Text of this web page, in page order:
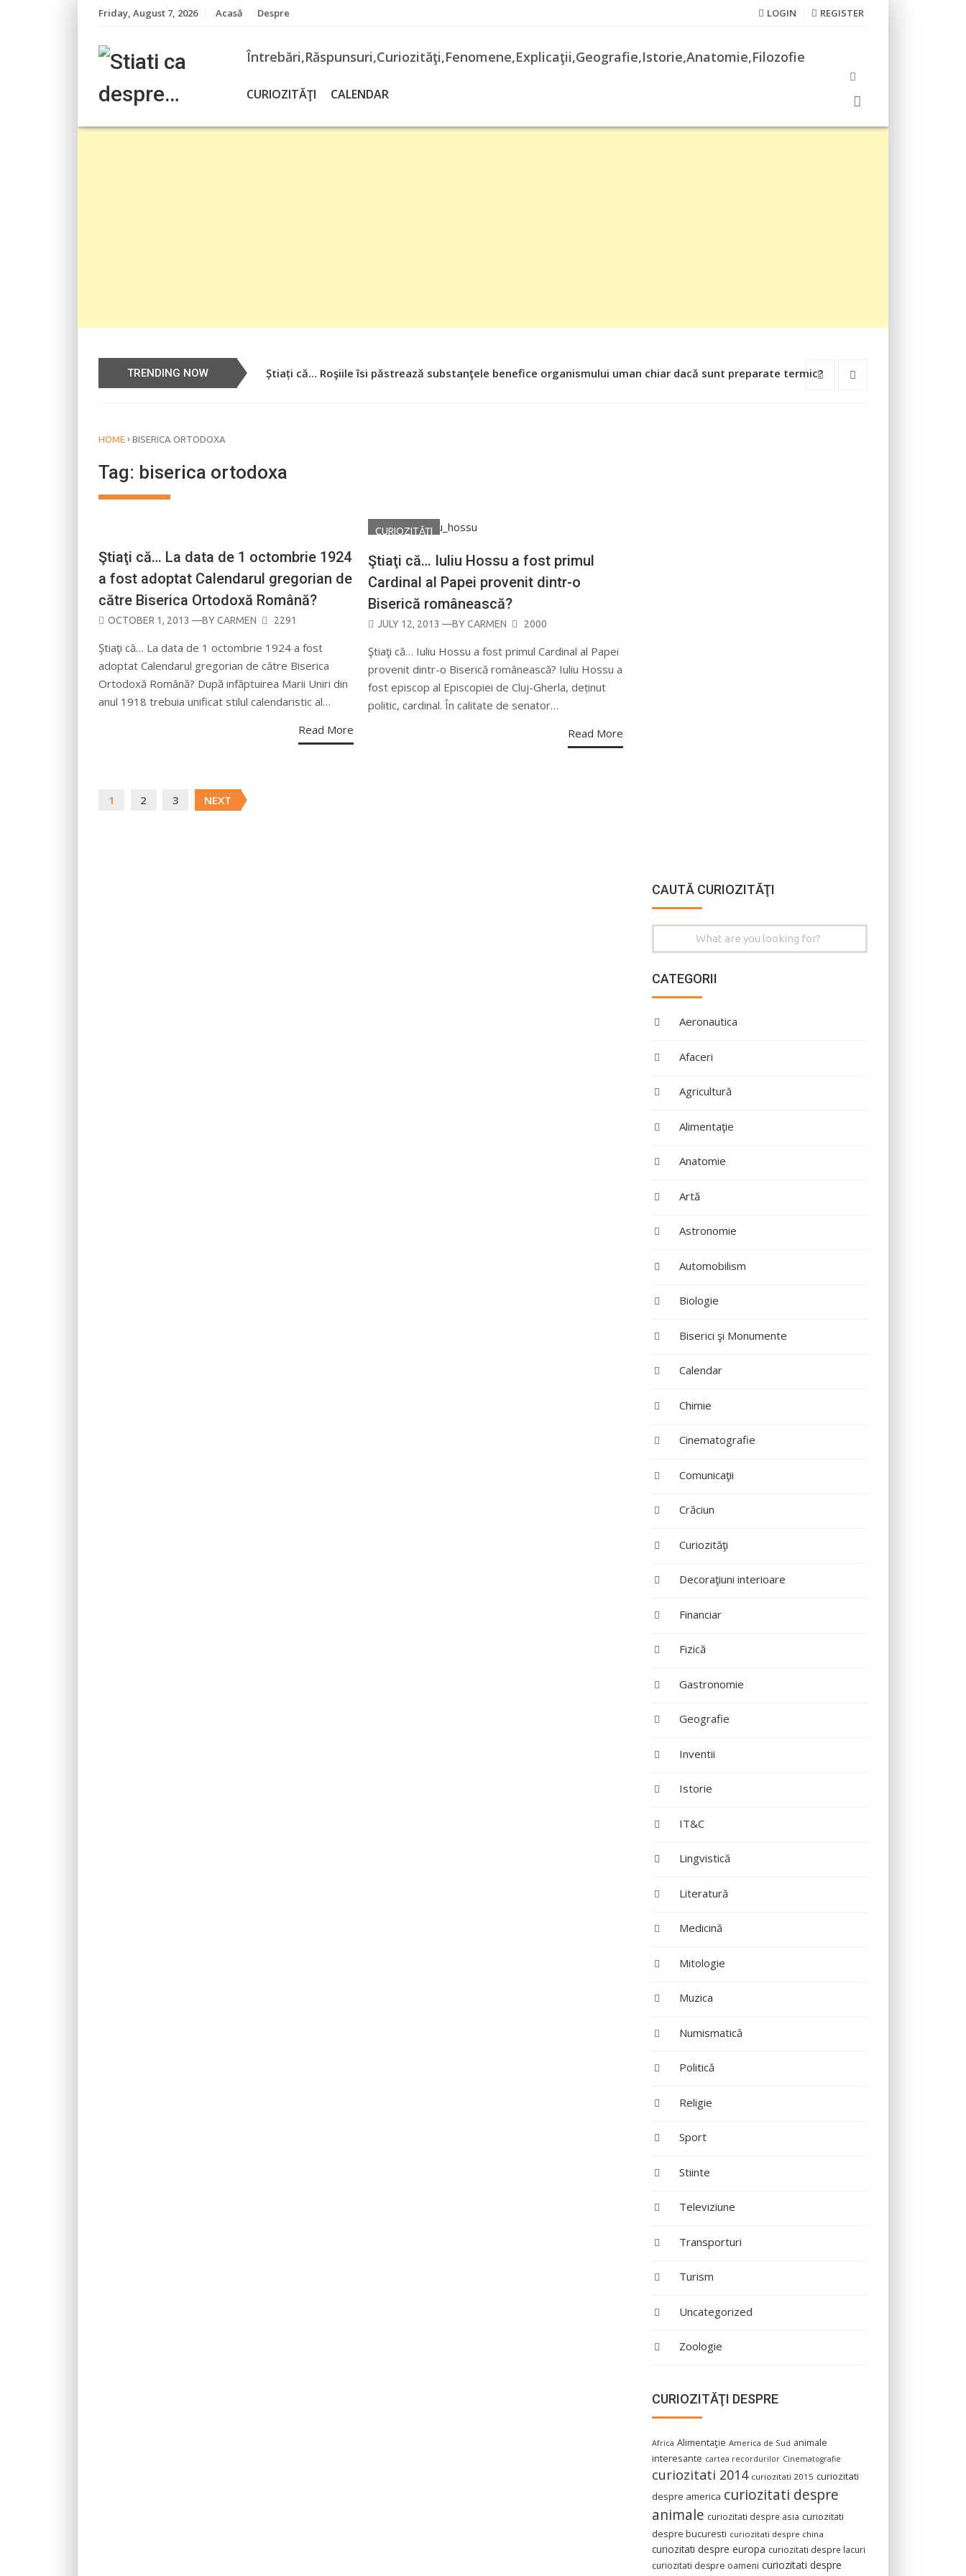
Friday, August 7, 2026 Acasă Despre LOGIN REGISTER
Întrebări,Răspunsuri,Curiozităţi,Fenomene,Explicaţii,Geografie,Istorie,Anatomie,Filozofie
CURIOZITĂŢI CALENDAR
TRENDING NOW Știați că… Roşiile îsi păstrează substanţele benefice organismului uman chiar dacă sunt preparate termic?
HOME › BISERICA ORTODOXA
Tag: biserica ortodoxa
Ştiaţi că… La data de 1 octombrie 1924
a fost adoptat Calendarul gregorian de
către Biserica Ortodoxă Română?
POSTED
OCTOBER 1, 2013 —BYCARMEN 2291
Ştiaţi că… La data de 1 octombrie 1924 a fost
adoptat Calendarul gregorian de către Biserica
Ortodoxă Română? După infăptuirea Marii Uniri din
anul 1918 trebuia unificat stilul calendaristic al…
Read More
CURIOZITĂŢI
Ştiaţi că… Iuliu Hossu a fost primul
Cardinal al Papei provenit dintr-o
Biserică românească?
POSTED
JULY 12, 2013 —BYCARMEN 2000
Ştiaţi că… Iuliu Hossu a fost primul Cardinal al Papei
provenit dintr-o Biserică românească? Iuliu Hossu a
fost episcop al Episcopiei de Cluj-Gherla, deținut
politic, cardinal. În calitate de senator…
Read More
navigation
1 2 3 NEXT
CAUTĂ CURIOZITĂŢI
Search
CATEGORII
Aeronautica
Afaceri
Agricultură
Alimentaţie
Anatomie
Artă
Astronomie
Automobilism
Biologie
Biserici şi Monumente
Calendar
Chimie
Cinematografie
Comunicaţii
Crăciun
Curiozităţi
Decoraţiuni interioare
Financiar
Fizică
Gastronomie
Geografie
Inventii
Istorie
IT&C
Lingvistică
Literatură
Medicină
Mitologie
Muzica
Numismatică
Politică
Religie
Sport
Stiinte
Televiziune
Transporturi
Turism
Uncategorized
Zoologie
CURIOZITĂŢI DESPRE
Africa Alimentaţie America de Sud animale
interesante cartea recordurilor Cinematografie
curiozitati 2014 curiozitati 2015 curiozitati
despre america curiozitati despre
animale curiozitati despre asia curiozitati
despre bucuresti curiozitati despre china
curiozitati despre europa curiozitati despre lacuri
curiozitati despre oameni curiozitati despre